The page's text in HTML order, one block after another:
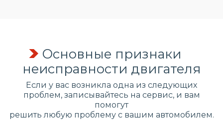
Основные признаки
неисправности двигателя
Если у вас возникла одна из следующих
проблем, записывайтесь на сервис, и вам
помогут
решить любую проблему с вашим автомобилем.